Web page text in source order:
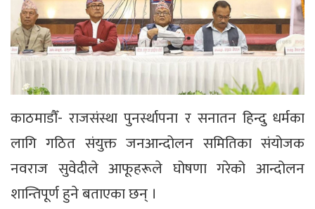
काठमाडौँ- राजसंस्था पुनर्स्थापना र सनातन हिन्दु धर्मका
लागि गठित संयुक्त जनआन्दोलन समितिका संयोजक
नवराज सुवेदीले आफूहरूले घोषणा गरेको आन्दोलन
शान्तिपूर्ण हुने बताएका छन् ।